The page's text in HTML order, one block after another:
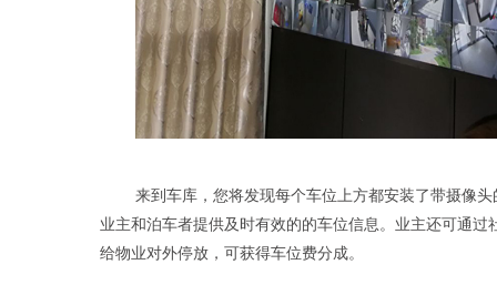
来到车库，您将发现每个车位上方都安装了带摄像
业主和泊车者提供及时有效的的车位信息。业主还可通过
给物业对外停放，可获得车位费分成。